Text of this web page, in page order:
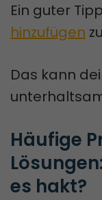
Ein guter
hinzufügen
Das kann
Häufige
es hakt?